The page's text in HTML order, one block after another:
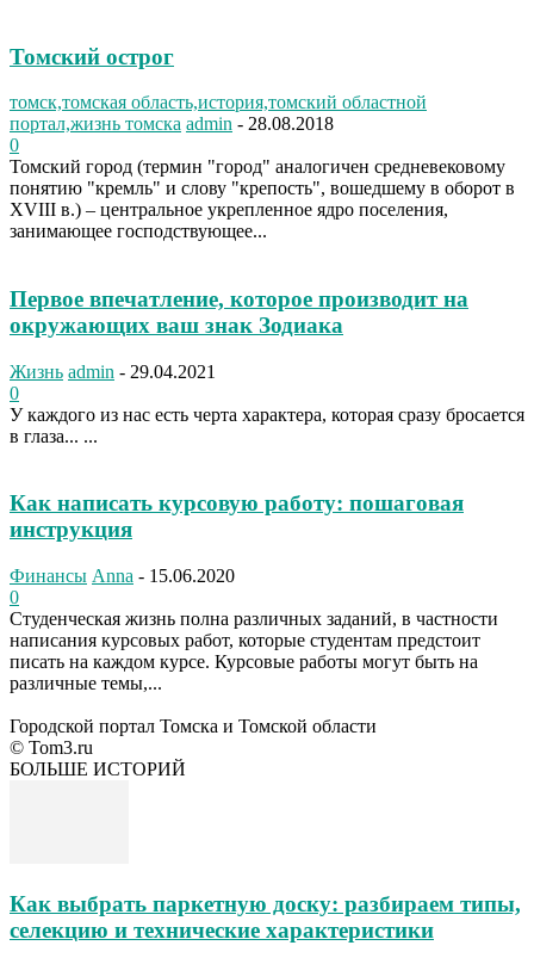
Томский острог
томск,томская область,история,томский областной
портал,жизнь томска admin - 28.08.2018
0
Томский город (термин "город" аналогичен средневековому
понятию "кремль" и слову "крепость", вошедшему в оборот в
XVIII в.) – центральное укрепленное ядро поселения,
занимающее господствующее...
Первое впечатление, которое производит на
окружающих ваш знак Зодиака
Жизнь admin - 29.04.2021
0
У каждого из нас есть черта характера, которая сразу бросается
в глаза... ...
Как написать курсовую работу: пошаговая
инструкция
Финансы Anna - 15.06.2020
0
Студенческая жизнь полна различных заданий, в частности
написания курсовых работ, которые студентам предстоит
писать на каждом курсе. Курсовые работы могут быть на
различные темы,...
Городской портал Томска и Томской области
© Tom3.ru
БОЛЬШЕ ИСТОРИЙ
Как выбрать паркетную доску: разбираем типы,
селекцию и технические характеристики